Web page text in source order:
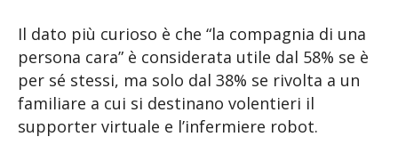
Il dato più curioso è che “la compagnia di una
persona cara” è considerata utile dal 58% se è
per sé stessi, ma solo dal 38% se rivolta a un
familiare a cui si destinano volentieri il
supporter virtuale e l’infermiere robot.